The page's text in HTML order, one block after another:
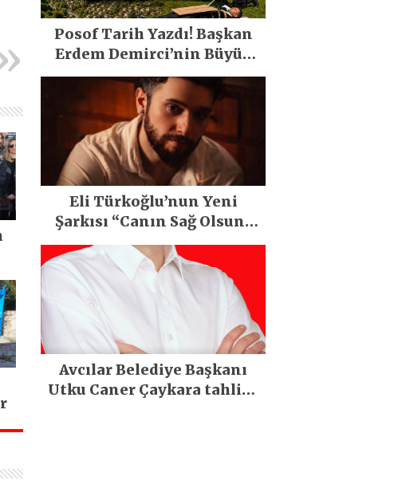
Posof Tarih Yazdı! Başkan
Erdem Demirci’nin Büyük
Emeğiyle Son Yılların En
Büyük Festivali Gerçekleşti
Eli Türkoğlu’nun Yeni
Şarkısı “Canın Sağ Olsun”
Büyük İlgi Gördü!..
Avcılar Belediye Başkanı
Utku Caner Çaykara tahliye